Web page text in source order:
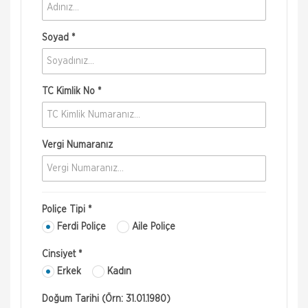
Soyad *
TC Kimlik No *
Vergi Numaranız
Poliçe Tipi *
Ferdi Poliçe
Aile Poliçe
Cinsiyet *
Erkek
Kadın
Doğum Tarihi (Örn: 31.01.1980)